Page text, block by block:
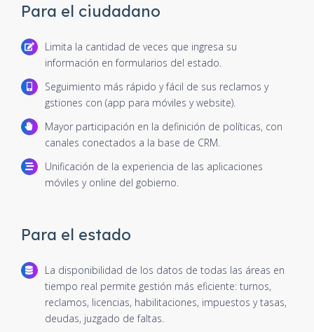
Para el ciudadano
Limita la cantidad de veces que ingresa su
información en formularios del estado.
Seguimiento más rápido y fácil de sus reclamos y
gstiones con (app para móviles y website).
Mayor participación en la definición de políticas, con
canales conectados a la base de CRM.
Unificación de la experiencia de las aplicaciones
móviles y online del gobierno.
Para el estado
La disponibilidad de los datos de todas las áreas en
tiempo real permite gestión más eficiente: turnos,
reclamos, licencias, habilitaciones, impuestos y tasas,
deudas, juzgado de faltas.